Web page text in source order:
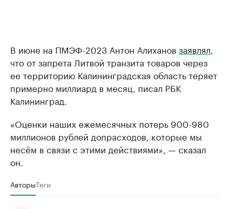
В июне на ПМЭФ-2023 Антон Алиханов заявлял
что от запрета Литвой транзита товаров через
ее территорию Калининградская область теряет
примерно миллиард в месяц, писал РБК
Калининград.
«Оценки наших ежемесячных потерь 900-980
миллионов рублей допрасходов, которые мы
несём в связи с этими действиями», — сказал
он.
АвторыТеги